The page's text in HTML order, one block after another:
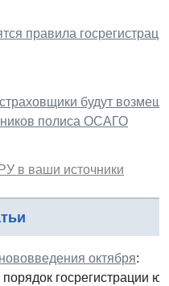
правила
будут
полиса ОСАГО
в ваши источники
октября:
порядок госрегистрации